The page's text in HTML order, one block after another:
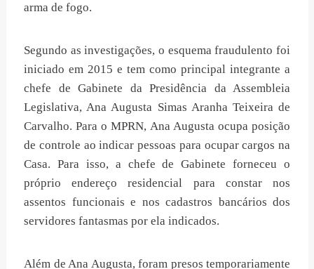
arma de fogo.
Segundo as investigações, o esquema fraudulento foi
iniciado em 2015 e tem como principal integrante a
chefe de Gabinete da Presidência da Assembleia
Legislativa, Ana Augusta Simas Aranha Teixeira de
Carvalho. Para o MPRN, Ana Augusta ocupa posição
de controle ao indicar pessoas para ocupar cargos na
Casa. Para isso, a chefe de Gabinete forneceu o
próprio endereço residencial para constar nos
assentos funcionais e nos cadastros bancários dos
servidores fantasmas por ela indicados.
Além de Ana Augusta, foram presos temporariamente